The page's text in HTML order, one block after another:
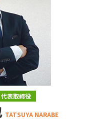
表取締役
TATSUYA NARABE